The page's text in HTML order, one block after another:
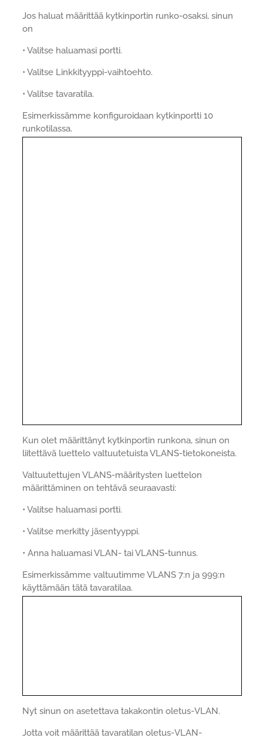
Jos haluat määrittää kytkinportin runko-osaksi, sinun
on
• Valitse haluamasi portti.
• Valitse Linkkityyppi-vaihtoehto.
• Valitse tavaratila.
Esimerkissämme konfiguroidaan kytkinportti 10
runkotilassa.
Kun olet määrittänyt kytkinportin runkona, sinun on
liitettävä luettelo valtuutetuista VLANS-tietokoneista.
Valtuutettujen VLANS-määritysten luettelon
määrittäminen on tehtävä seuraavasti:
• Valitse haluamasi portti.
• Valitse merkitty jäsentyyppi.
• Anna haluamasi VLAN- tai VLANS-tunnus.
Esimerkissämme valtuutimme VLANS 7:n ja 999:n
käyttämään tätä tavaratilaa.
Nyt sinun on asetettava takakontin oletus-VLAN.
Jotta voit määrittää tavaratilan oletus-VLAN-